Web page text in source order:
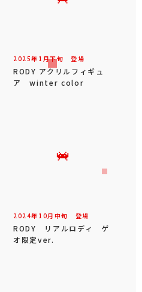
2025年 1 月下旬 登場
RODY アクリルフィギュ
ア winter color
2024年 10月 中旬 登場
RODY リアルロディ ゲ
オ限定ver.